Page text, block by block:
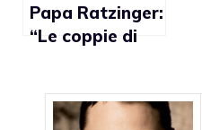
Papa Ratzinger:
“Le coppie di
famiglia”